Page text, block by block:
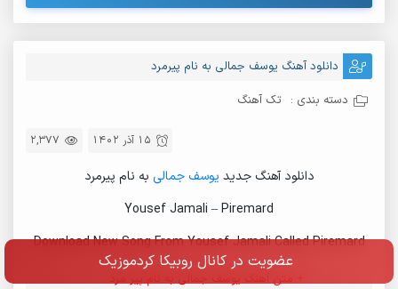
دانلود آهنگ یوسف جمالی به نام پیرمرد
دسته بندی : تک آهنگ
2,377 15 آذر 1402
دانلود آهنگ جدید یوسف جمالی به نام پیرمرد
Yousef Jamali – Piremard
Download New Song From Yousef Jamali Called Piremard
+ متن آهنگ یوسف جمالی به نام پیر مرد
عضویت در کانال روبیکا کردموزیک